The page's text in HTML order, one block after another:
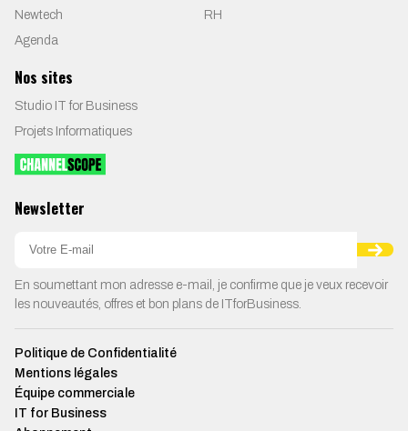
Newtech
RH
Agenda
Nos sites
Studio IT for Business
Projets Informatiques
Newsletter
En soumettant mon adresse e-mail, je confirme que je veux recevoir
les nouveautés, offres et bon plans de ITforBusiness.
Politique de Confidentialité
Mentions légales
Équipe commerciale
IT for Business